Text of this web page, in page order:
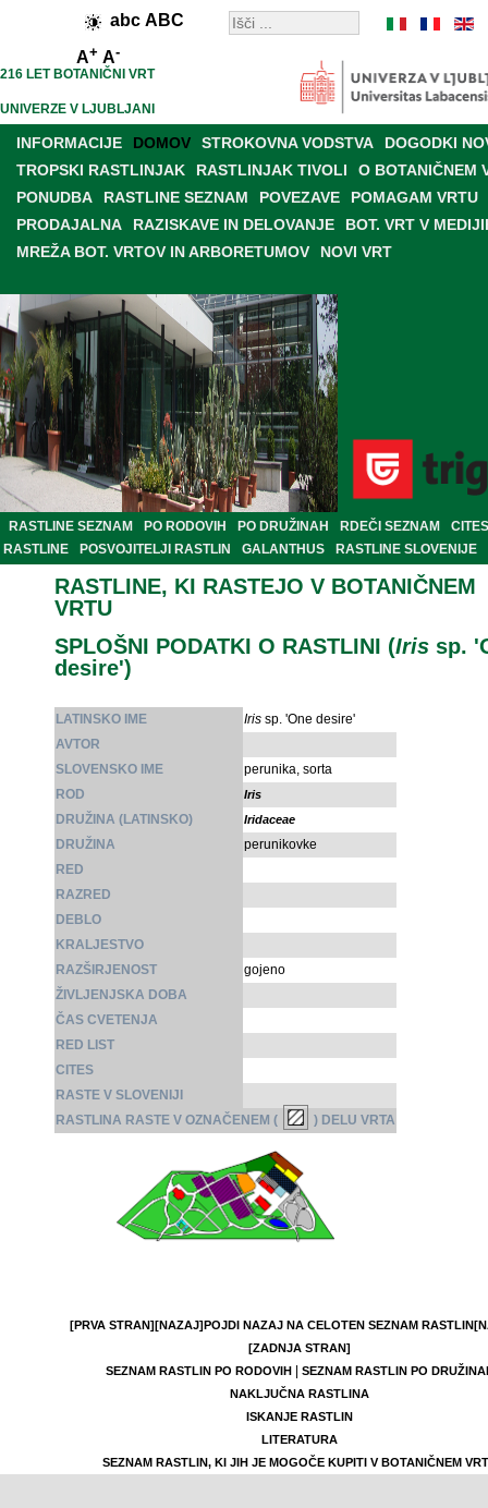
abc ABC
A+ A-
216 LET BOTANIČNI VRT
UNIVERZE V LJUBLJANI
INFORMACIJE DOMOV STROKOVNA VODSTVA
DOGODKI
TROPSKI RASTLINJAK
RASTLINJAK TIVOLI
O BOTANIČNEM
PONUDBA
RASTLINE SEZNAM POVEZAVE
POMAGAM VRTU
PRODAJALNA
RAZISKAVE IN DELOVANJE
BOT. VRT V
MREŽA BOT. VRTOV IN ARBORETUMOV
NOVI VRT
RASTLINE SEZNAM PO RODOVIH PO DRUŽINAH RDEČI SEZNAM
CITES
RASTLINE
POSVOJITELJI RASTLIN GALANTHUS RASTLINE SLOVENIJE
RASTLINE, KI RASTEJO V BOTANIČNEM
VRTU
SPLOŠNI PODATKI O RASTLINI (Iris sp.
desire')
LATINSKO IME Iris sp. 'One desire'
AVTOR
SLOVENSKO IME
perunika, sorta
ROD
Iris
DRUŽINA (LATINSKO) Iridaceae
DRUŽINA
perunikovke
RED
RAZRED
DEBLO
KRALJESTVO
RAZŠIRJENOST
gojeno
ŽIVLJENJSKA DOBA
ČAS CVETENJA
RED LIST
CITES
RASTE V SLOVENIJI
RASTLINA RASTE V OZNAČENEM (
) DELU VRTA
[PRVA STRAN][NAZAJ]POJDI NAZAJ NA CELOTEN SEZNAM RASTLIN
[ZADNJA STRAN]
SEZNAM RASTLIN PO RODOVIH|
SEZNAM RASTLIN PO
NAKLJUČNA RASTLINA
ISKANJE RASTLIN
LITERATURA
SEZNAM RASTLIN, KI JIH JE MOGOČE KUPITI V BOTANIČNEM